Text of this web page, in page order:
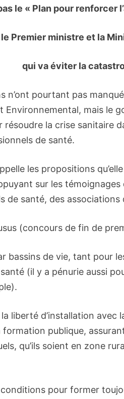
le « Plan pour renforcer
Premier ministre et la
qui va éviter la
n’ont pourtant pas
Environnemental, mais le
résoudre la crise sanitaire
de santé.
les propositions
sur les
de santé, des associations
(concours de fin de
bassins de vie, tant pour
(il y a pénurie aussi
liberté d’installation avec
publique,
qu’ils soient en zone
pour former